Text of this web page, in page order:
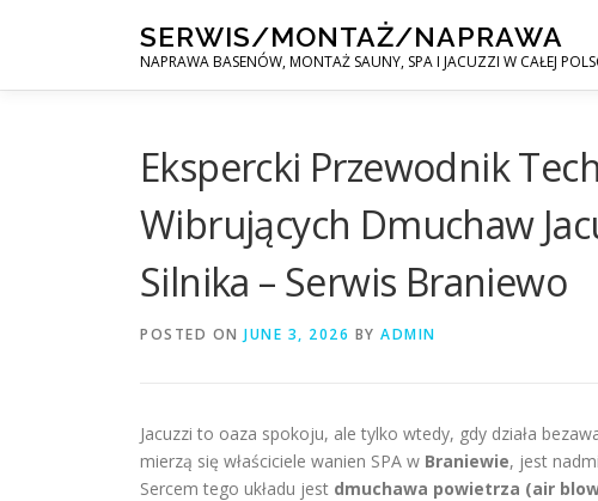
SERWIS/MONTAŻ/NAPRAWA
NAPRAWA BASENÓW, MONTAŻ SAUNY, SPA I JACUZZI W CAŁEJ
Ekspercki Przewodnik
Wibrujących Dmuchaw
Silnika – Serwis Braniewo
POSTED ON JUNE 3, 2026 BY ADMIN
Jacuzzi to oaza spokoju, ale tylko wtedy, gdy działa
mierzą się właściciele wanien SPA w Braniewie, jest
Sercem tego układu jest dmuchawa powietrza (air